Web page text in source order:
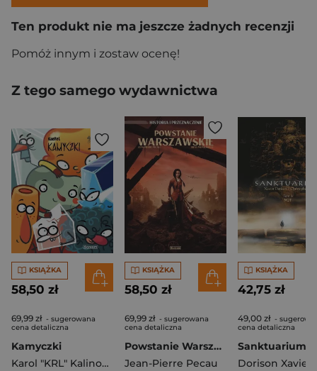
Ten produkt nie ma jeszcze żadnych recenzji
Pomóż innym i zostaw ocenę!
Z tego samego wydawnictwa
KSIĄŻKA
58,50 zł
69,99 zł - sugerowana
cena detaliczna
Kamyczki
Karol "KRL" Kalinowski
KSIĄŻKA
58,50 zł
69,99 zł - sugerowana
cena detaliczna
Powstanie Warszawskie
Jean-Pierre Pecau
KSIĄŻKA
42,75 zł
49,00 zł -
cena detaliczna
Dorison Xavier